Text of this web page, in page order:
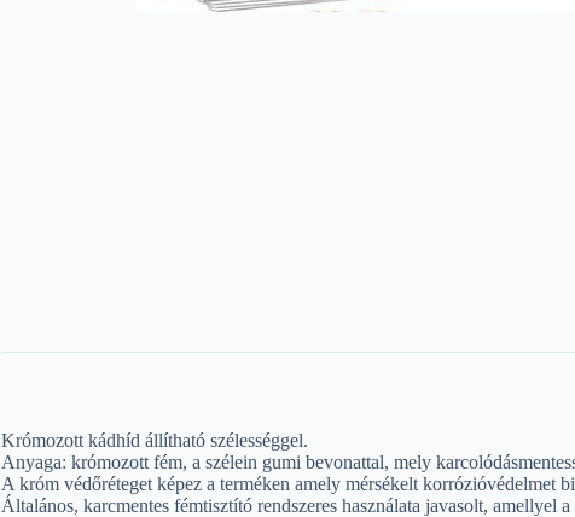
Krómozott kádhíd állítható szélességgel.
Anyaga: krómozott fém, a szélein gumi bevonattal, mely
A króm védőréteget képez a terméken amely mérsékelt korrózióvédelmet
Általános, karcmentes fémtisztító rendszeres használata javasolt, amellyel